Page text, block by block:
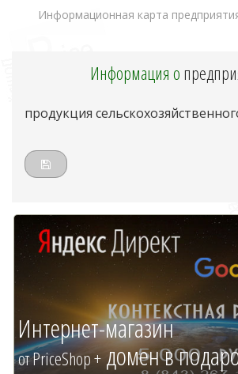
Информационная карта
Информация о
продукция
Интернет-магазин
от PriceShop +домен в